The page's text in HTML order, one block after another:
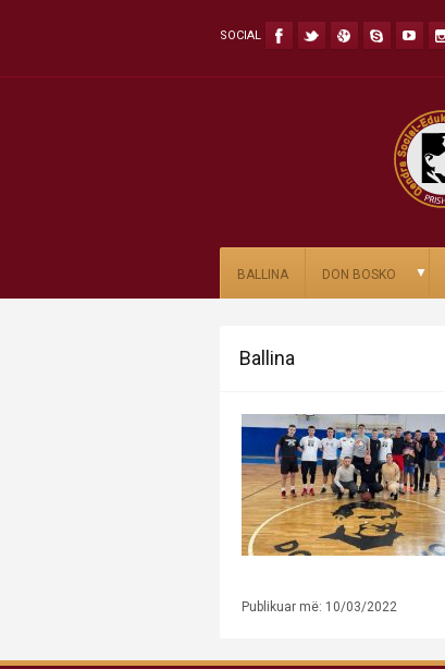
SOCIAL
BALLINA DON BOSKO ▼
Ballina
Publikuar më: 10/03/2022